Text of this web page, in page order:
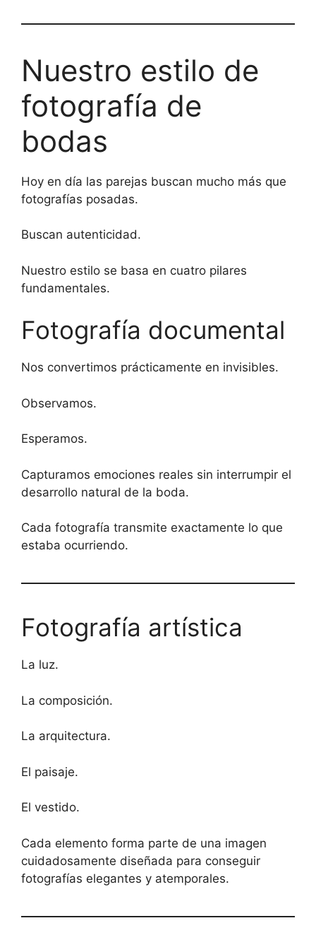
Nuestro estilo de
fotografía de
bodas
Hoy en día las parejas buscan mucho más que
fotografías posadas.
Buscan autenticidad.
Nuestro estilo se basa en cuatro pilares
fundamentales.
Fotografía documental
Nos convertimos prácticamente en invisibles.
Observamos.
Esperamos.
Capturamos emociones reales sin interrumpir el
desarrollo natural de la boda.
Cada fotografía transmite exactamente lo que
estaba ocurriendo.
Fotografía artística
La luz.
La composición.
La arquitectura.
El paisaje.
El vestido.
Cada elemento forma parte de una imagen
cuidadosamente diseñada para conseguir
fotografías elegantes y atemporales.